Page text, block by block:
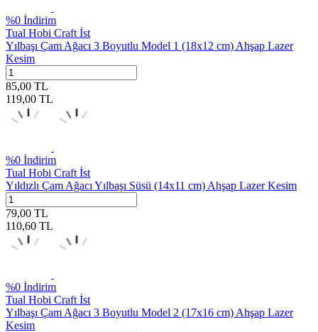
%0 İndirim
Tual Hobi Craft İst
Yılbaşı Çam Ağacı 3 Boyutlu Model 1 (18x12 cm) Ahşap Lazer
Kesim
85,00 TL
119,00 TL
%0 İndirim
Tual Hobi Craft İst
Yıldızlı Çam Ağacı Yılbaşı Süsü (14x11 cm) Ahşap Lazer Kesim
79,00 TL
110,60 TL
%0 İndirim
Tual Hobi Craft İst
Yılbaşı Çam Ağacı 3 Boyutlu Model 2 (17x16 cm) Ahşap Lazer
Kesim